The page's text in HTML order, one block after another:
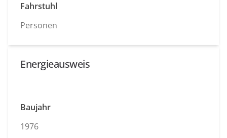
Fahrstuhl
Personen
Energieausweis
Baujahr
1976